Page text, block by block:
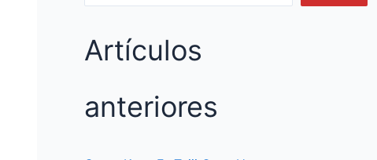
Artículos
anteriores